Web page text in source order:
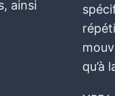
ainsi
qu’à